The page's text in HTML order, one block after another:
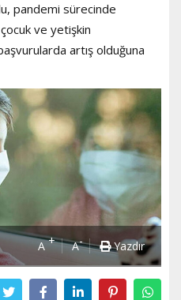
pandemi sürecinde
ve yetişkin
artış olduğuna
A+ A- Yazdır